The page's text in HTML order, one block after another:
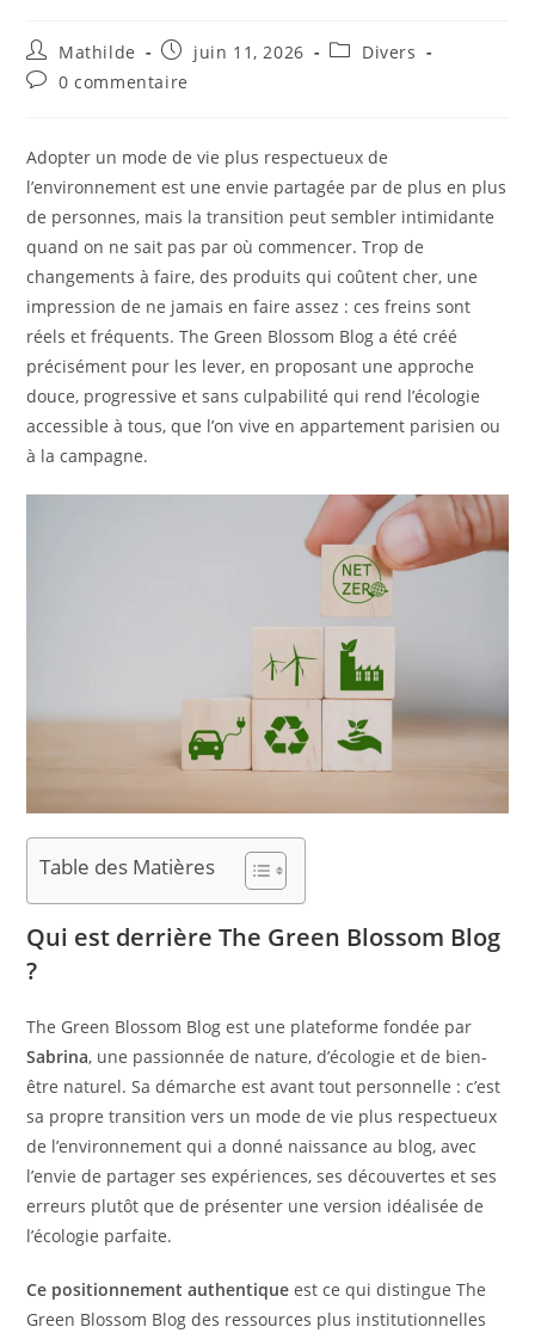
Mathilde juin 11, 2026
Divers
0 commentaire
Adopter un mode de vie plus respectueux de
l’environnement est une envie partagée par de plus en plus
de personnes, mais la transition peut sembler intimidante
quand on ne sait pas par où commencer. Trop de
changements à faire, des produits qui coûtent cher, une
impression de ne jamais en faire assez : ces freins sont
réels et fréquents. The Green Blossom Blog a été créé
précisément pour les lever, en proposant une approche
douce, progressive et sans culpabilité qui rend l’écologie
accessible à tous, que l’on vive en appartement parisien ou
à la campagne.
Table des Matières
Qui est derrière The Green Blossom Blog
?
The Green Blossom Blog est une plateforme fondée par
Sabrina, une passionnée de nature, d’écologie et de bien-
être naturel. Sa démarche est avant tout personnelle : c’est
sa propre transition vers un mode de vie plus respectueux
de l’environnement qui a donné naissance au blog, avec
l’envie de partager ses expériences, ses découvertes et ses
erreurs plutôt que de présenter une version idéalisée de
l’écologie parfaite.
Ce positionnement authentique est ce qui distingue The
Green Blossom Blog des ressources plus institutionnelles